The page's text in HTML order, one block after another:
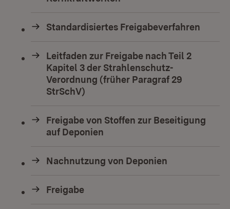
Standardisiertes Freigabeverfahren
Leitfaden zur Freigabe nach Teil 2
Kapitel 3 der Strahlenschutz-
Verordnung (früher Paragraf 29
StrSchV)
Freigabe von Stoffen zur Beseitigung
auf Deponien
Nachnutzung von Deponien
Freigabe